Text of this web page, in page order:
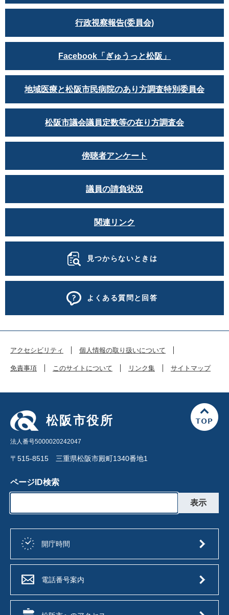
行政視察報告(委員会)
Facebook「ぎゅうっと松阪」
地域医療と松阪市民病院のあり方調査特別委員会
松阪市議会議員定数等の在り方調査会
傍聴者アンケート
議員の請負状況
関連リンク
見つからないときは
よくある質問と回答
アクセシビリティ 個人情報の取り扱いについて
免責事項 このサイトについて リンク集 サイトマップ
松阪市役所
法人番号5000020242047
〒515-8515 三重県松阪市殿町1340番地1
ページID検索
開庁時間
電話番号案内